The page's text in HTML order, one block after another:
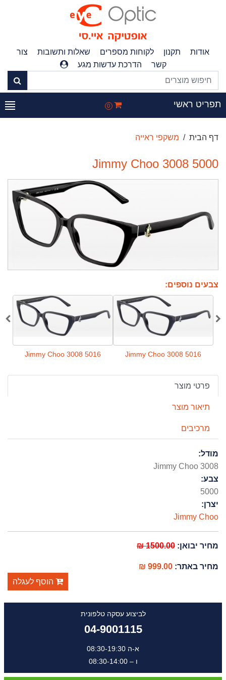
אודות תקנון לקוחות מספרים שאלות ותשובות
צור
קשר
הדרכת עדשות מגע
ראשי 0
דף הבית משקפי ראייה
Jimmy Choo 3008 5000
צבעים נוספים:
Jimmy Choo 3008 5016
Jimmy Choo 3008 5016
פרטי מוצר
תיאור מוצר
מרכיבים
מודל:
Jimmy Choo 3008
צבע:
5000
יצרן:
Jimmy Choo
מחיר יבואן:1500.00 ₪
מחיר באתר:999.00 ₪
הוסף לעגלה
לביצוע עסקה טלפונית
04-9001115
א-ה 08:30-19:30
ו – 08:30-14:00